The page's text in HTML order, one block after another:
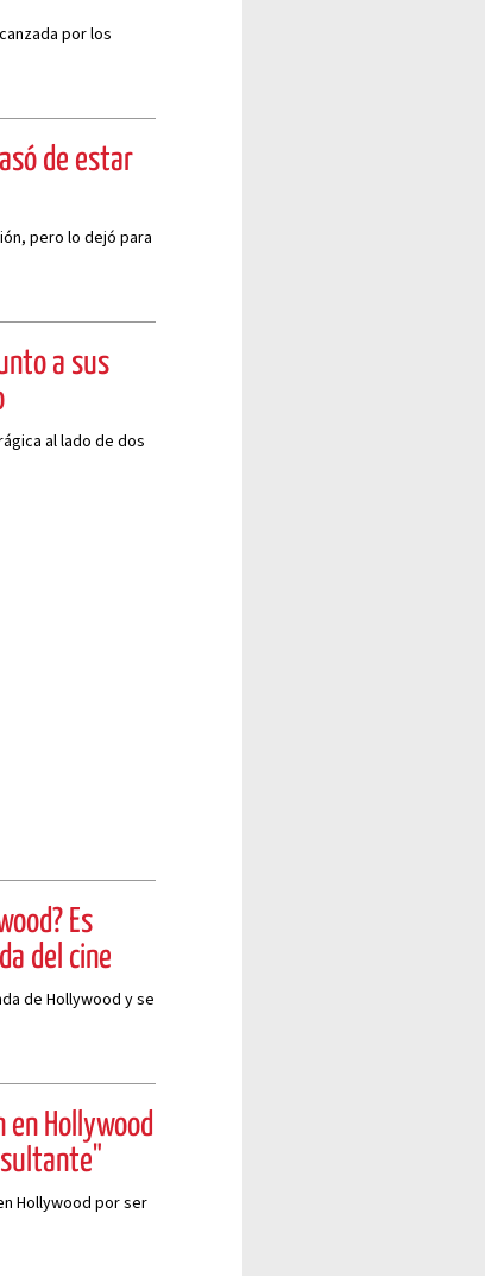
por los
de estar
pero lo dejó para
a sus
al lado de dos
Es
del cine
de Hollywood y se
en Hollywood
Hollywood por ser